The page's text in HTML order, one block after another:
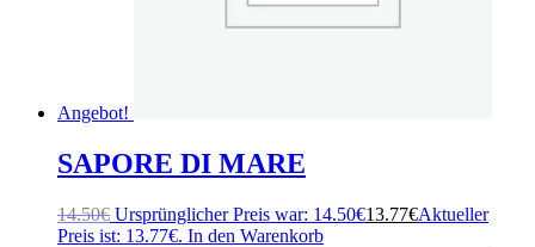
Angebot!
SAPORE DI MARE
14.50€ Ursprünglicher Preis war: 14.50€13.77€Aktueller
Preis ist: 13.77€. In den Warenkorb